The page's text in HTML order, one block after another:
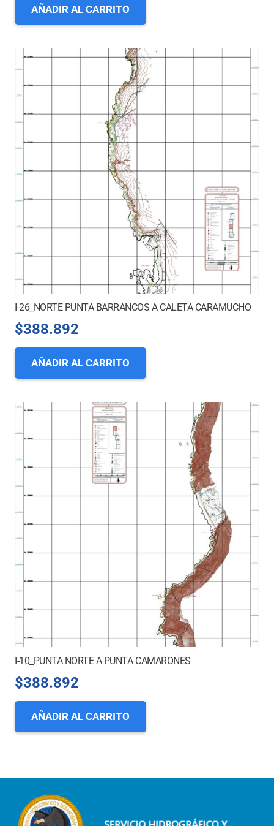
AÑADIR AL CARRITO
I-26_NORTE PUNTA BARRANCOS A CALETA CARAMUCHO
$388.892
AÑADIR AL CARRITO
I-10_PUNTA NORTE A PUNTA CAMARONES
$388.892
AÑADIR AL CARRITO